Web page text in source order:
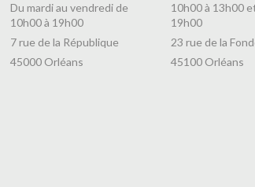
Du mardi au vendredi de
10h00 à 19h00
7 rue de la République
45000 Orléans
10h00 à 13h00
19h00
23 rue de la
45100 Orléans